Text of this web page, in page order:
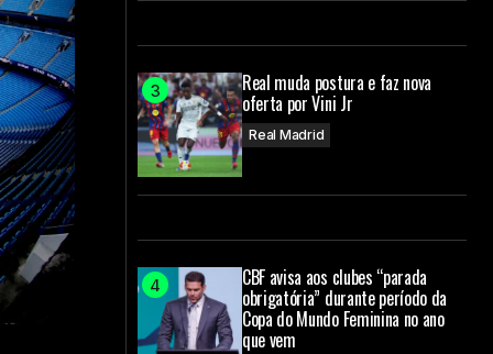
Real muda postura e faz nova
oferta por Vini Jr
Real Madrid
CBF avisa aos clubes “parada
obrigatória” durante período da
Copa do Mundo Feminina no ano
que vem